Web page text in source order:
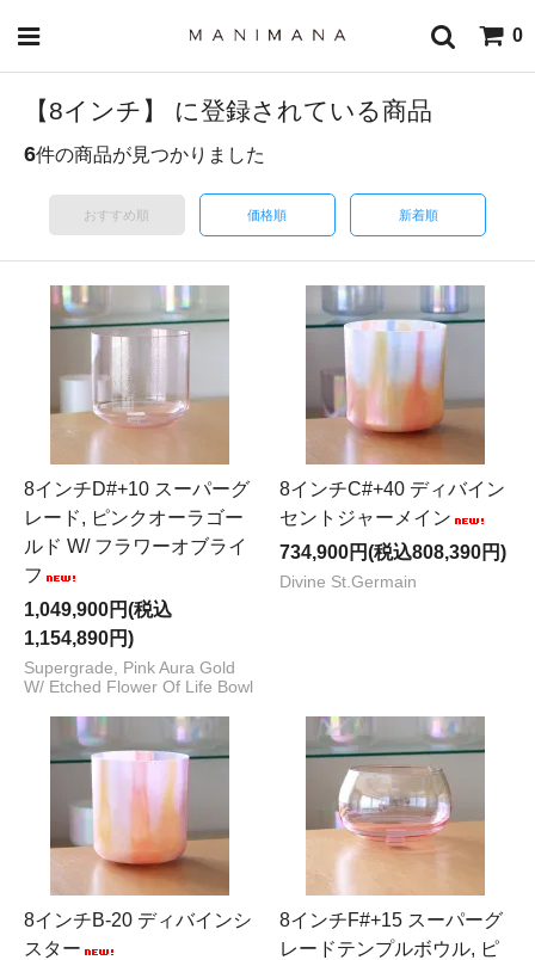
0
【8インチ】 に登録されている商品
6件の商品が見つかりました
おすすめ順 価格順 新着順
8インチD#+10 スーパーグ
レード, ピンクオーラゴー
ルド W/ フラワーオブライ
フ
1,049,900円(税込
1,154,890円)
Supergrade, Pink Aura Gold
W/ Etched Flower Of Life Bowl
8インチC#+40 ディバイン
セントジャーメイン
734,900円(税込808,390円)
Divine St.Germain
8インチB-20 ディバインシ
スター
8インチF#+15 スーパーグ
レードテンプルボウル, ピ